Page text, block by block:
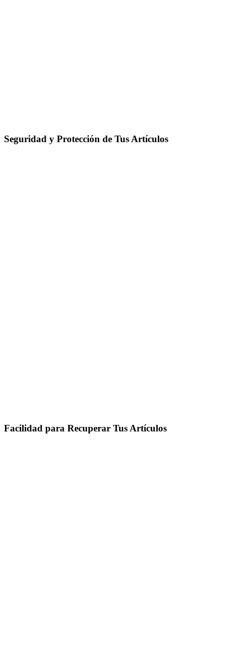
Seguridad y Protección de Tus Artículos
Facilidad para Recuperar Tus Artículos